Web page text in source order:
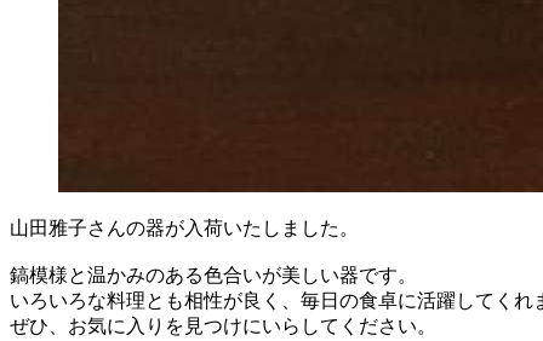
山田雅子さんの器が入荷いたしました。
鎬模様と温かみのある色合いが美しい器です。
いろいろな料理とも相性が良く、毎日の食卓に活躍してくれ
ぜひ、お気に入りを見つけにいらしてください。